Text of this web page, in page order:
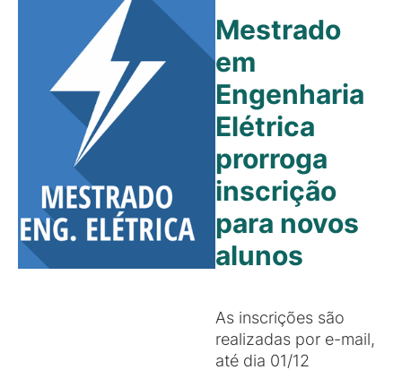
Mestrado
em
Engenharia
Elétrica
prorroga
inscrição
para novos
alunos
As inscrições são
realizadas por e-mail,
até dia 01/12